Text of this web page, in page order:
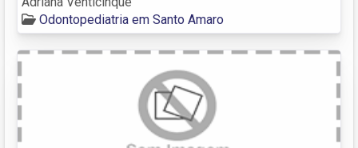
Odontopediatria em Santo Amaro